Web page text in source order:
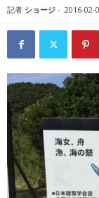
記者 ショージ - 2016-02-